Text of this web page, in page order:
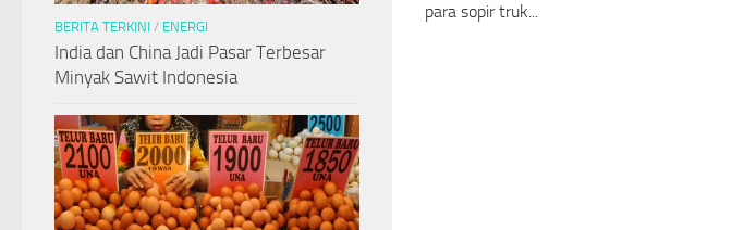
para sopir truk...
BERITA TERKINI / ENERGI
India dan China Jadi Pasar Terbesar
Minyak Sawit Indonesia